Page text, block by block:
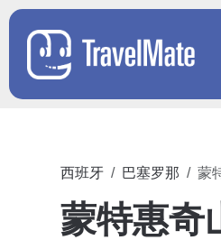
西班牙 巴塞罗那 蒙
蒙特惠奇